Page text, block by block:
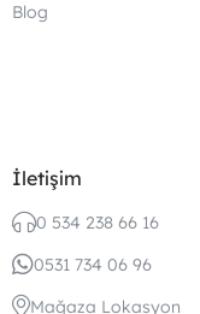
Blog
İletişim
0 534 238 66 16
0531 734 06 96
Mağaza Lokasyon